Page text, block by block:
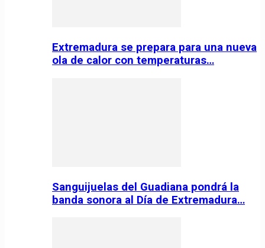
Extremadura se prepara para una nueva
ola de calor con temperaturas…
Sanguijuelas del Guadiana pondrá la
banda sonora al Día de Extremadura…